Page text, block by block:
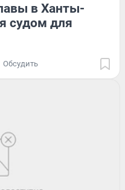
в Ханты-
судом для
Обсудить